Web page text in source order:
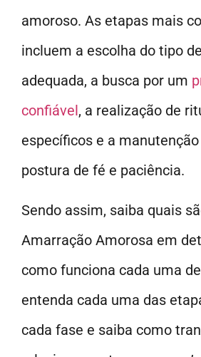
amoroso. As etapas mais
incluem a escolha do tipo
adequada, a busca por um
confiável, a realização de
específicos e a
postura de fé e paciência.
Sendo assim, saiba quais
Amarração Amorosa em
como funciona cada uma
entenda cada uma das
cada fase e saiba como